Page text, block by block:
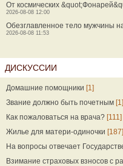
От космических
2026-08-08 12:00
Обезглавленное тело мужчины
2026-08-08 11:53
ДИСКУССИИ
Домашние помощники [1]
Звание должно быть почетным [1]
Как пожаловаться на врача? [111]
Жилье для матери-одиночки [187]
На вопросы отвечает
Взимание страховых взносов с